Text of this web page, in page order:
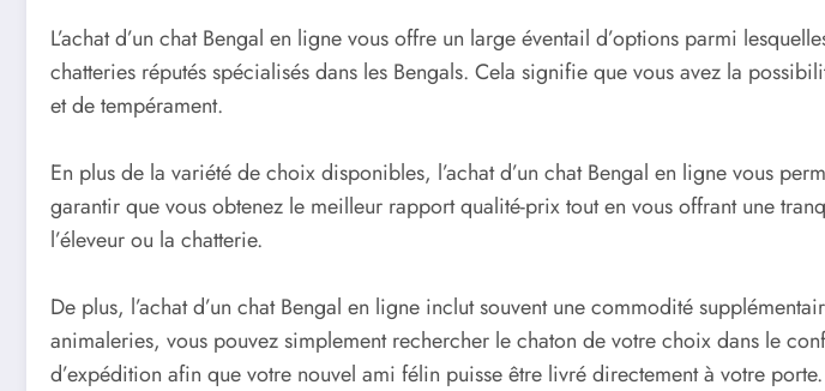
L’achat d’un chat Bengal en ligne vous offre un large éventail d’options parmi
chatteries réputés spécialisés dans les Bengals. Cela signifie que vous avez la
et de tempérament.
En plus de la variété de choix disponibles, l’achat d’un chat Bengal en ligne vous
garantir que vous obtenez le meilleur rapport qualité-prix tout en vous offrant une
l’éleveur ou la chatterie.
De plus, l’achat d’un chat Bengal en ligne inclut souvent une commodité
animaleries, vous pouvez simplement rechercher le chaton de votre choix dans le
d’expédition afin que votre nouvel ami félin puisse être livré directement à votre porte.